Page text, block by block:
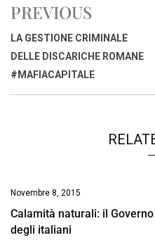
b
o
o
k
s
A
p
p
d
I
d
s
PREVIOUS
LA GESTIONE CRIMINALE
DELLE DISCARICHE ROMANE
#MAFIACAPITALE
Novembre 8, 2015
Calamità naturali: il
degli italiani